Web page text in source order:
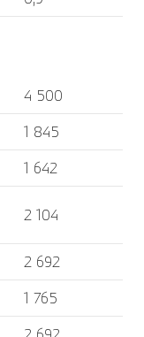
4 500
1 845
1 642
2 104
2 692
1 765